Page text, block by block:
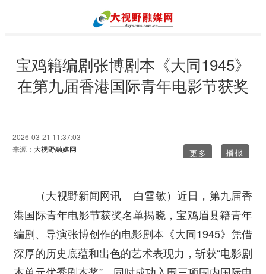
宝鸡籍编剧张博剧本《大同1945》
在第九届香港国际青年电影节获奖
2026-03-21 11:37:03
来源： 大视野融媒网 更多
（大视野新闻网讯 白雪敏） 近日，第九届香
港国际青年电影节获奖名单揭晓，宝鸡眉县籍青年
编剧、导演张博创作的电影剧本《大同1945》凭借
深厚的历史底蕴和出色的艺术表现力，斩获“电影剧